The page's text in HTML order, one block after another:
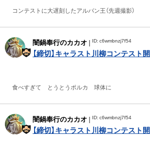
コンテストに大遅刻したアルバン王（先週撮影）
闇鍋奉行のカカオ | ID: c6wmbnzj7f54
【締切】キャラスト川柳コンテスト開
食べすぎて とうとうポルカ 球体に
闇鍋奉行のカカオ | ID: c6wmbnzj7f54
【締切】キャラスト川柳コンテスト開